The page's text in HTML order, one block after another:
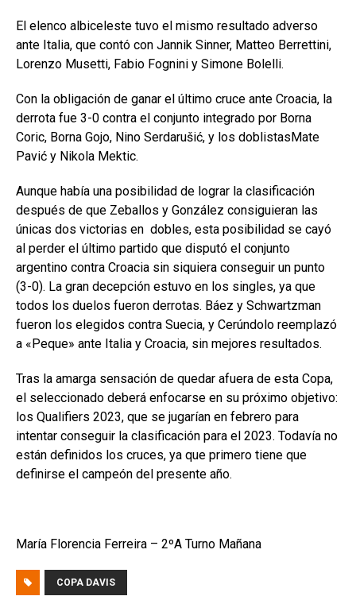
El elenco albiceleste tuvo el mismo resultado adverso
ante Italia, que contó con Jannik Sinner, Matteo Berrettini,
Lorenzo Musetti, Fabio Fognini y Simone Bolelli.
Con la obligación de ganar el último cruce ante Croacia, la
derrota fue 3-0 contra el conjunto integrado por Borna
Coric, Borna Gojo, Nino Serdarušić, y los doblistasMate
Pavić y Nikola Mektic.
Aunque había una posibilidad de lograr la clasificación
después de que Zeballos y González consiguieran las
únicas dos victorias en dobles, esta posibilidad se cayó
al perder el último partido que disputó el conjunto
argentino contra Croacia sin siquiera conseguir un punto
(3-0). La gran decepción estuvo en los singles, ya que
todos los duelos fueron derrotas. Báez y Schwartzman
fueron los elegidos contra Suecia, y Cerúndolo reemplazó
a «Peque» ante Italia y Croacia, sin mejores resultados.
Tras la amarga sensación de quedar afuera de esta Copa,
el seleccionado deberá enfocarse en su próximo objetivo:
los Qualifiers 2023, que se jugarían en febrero para
intentar conseguir la clasificación para el 2023. Todavía no
están definidos los cruces, ya que primero tiene que
definirse el campeón del presente año.
María Florencia Ferreira – 2ºA Turno Mañana
COPA DAVIS